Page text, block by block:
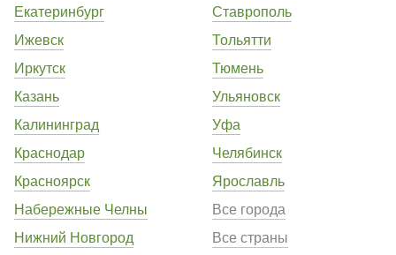
Екатеринбург
Ижевск
Иркутск
Казань
Калининград
Краснодар
Красноярск
Набережные Челны
Нижний Новгород
Ставрополь
Тольятти
Тюмень
Ульяновск
Уфа
Челябинск
Ярославль
Все города
Все страны